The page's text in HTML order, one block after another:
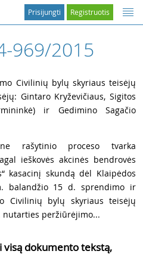
Registruotis
Prisijungti
969/2015
Civilinių bylų skyriaus teisėjų
Gintaro Kryževičiaus, Sigitos
ir Gedimino Sagačio
rašytinio proceso tvarka
ieškovės akcinės bendrovės
kasacinį skundą dėl Klaipėdos
balandžio 15 d. sprendimo ir
Civilinių bylų skyriaus teisėjų
nutarties peržiūrėjimo...
dokumento tekstą,